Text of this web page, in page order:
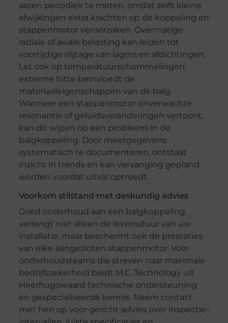
assen periodiek te meten, omdat zelfs kleine
afwijkingen extra krachten op de koppeling en
stappenmotor veroorzaken. Overmatige
radiale of axiale belasting kan leiden tot
voortijdige slijtage van lagers en afdichtingen.
Let ook op temperatuurschommelingen;
extreme hitte beïnvloedt de
materiaaleigenschappen van de balg.
Wanneer een stappenmotor onverwachte
resonantie of geluidsveranderingen vertoont,
kan dit wijzen op een probleem in de
balgkoppeling. Door meetgegevens
systematisch te documenteren, ontstaat
inzicht in trends en kan vervanging gepland
worden voordat uitval optreedt.
Voorkom stilstand met deskundig advies
Goed onderhoud aan een balgkoppeling
verlengt niet alleen de levensduur van uw
installatie, maar beschermt ook de prestaties
van elke aangesloten stappenmotor. Voor
onderhoudsteams die streven naar maximale
bedrijfszekerheid biedt M.C. Technology uit
Heerhugowaard technische ondersteuning
en gespecialiseerde kennis. Neem contact
met hen op voor gericht advies over inspectie-